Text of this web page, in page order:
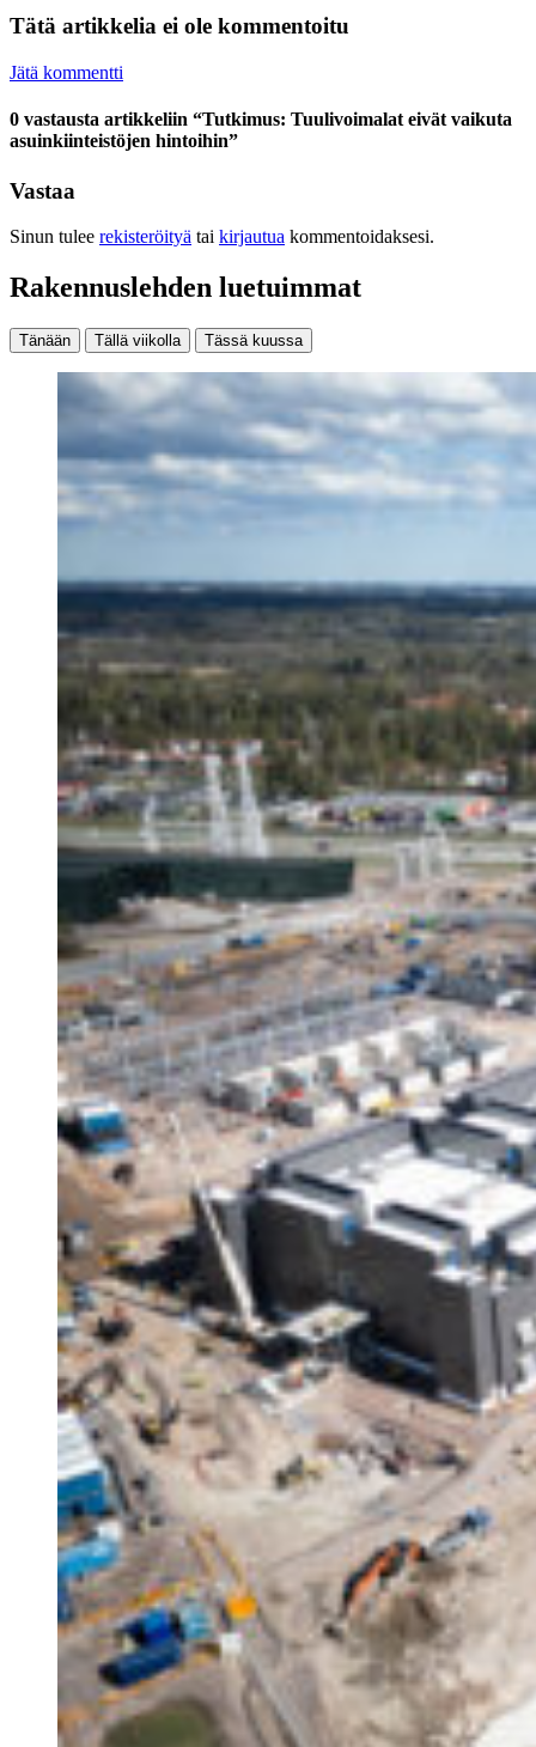
Tätä artikkelia ei ole kommentoitu
Jätä kommentti
0 vastausta artikkeliin “Tutkimus: Tuulivoimalat eivät vaikuta
asuinkiinteistöjen hintoihin”
Vastaa
Sinun tulee rekisteröityä tai kirjautua kommentoidaksesi.
Rakennuslehden luetuimmat
Tänään Tällä viikolla Tässä kuussa